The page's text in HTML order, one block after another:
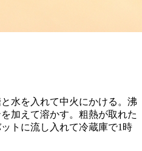
水を入れて中火にかける。沸
加えて溶かす。粗熱が取れた
トに流し入れて冷蔵庫で1時